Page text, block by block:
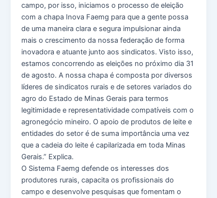
campo, por isso, iniciamos o processo de eleição
com a chapa Inova Faemg para que a gente possa
de uma maneira clara e segura impulsionar ainda
mais o crescimento da nossa federação de forma
inovadora e atuante junto aos sindicatos. Visto isso,
estamos concorrendo as eleições no próximo dia 31
de agosto. A nossa chapa é composta por diversos
líderes de sindicatos rurais e de setores variados do
agro do Estado de Minas Gerais para termos
legitimidade e representatividade compatíveis com o
agronegócio mineiro. O apoio de produtos de leite e
entidades do setor é de suma importância uma vez
que a cadeia do leite é capilarizada em toda Minas
Gerais.” Explica.
O Sistema Faemg defende os interesses dos
produtores rurais, capacita os profissionais do
campo e desenvolve pesquisas que fomentam o